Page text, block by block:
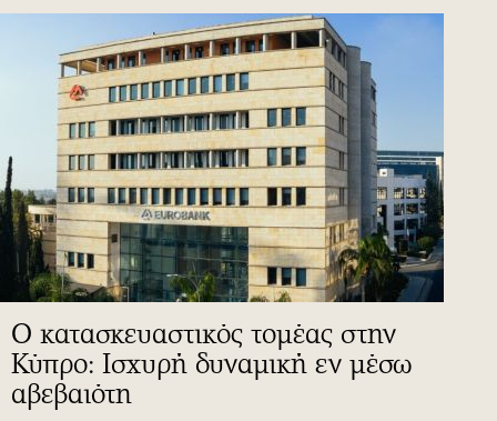
Ο κατασκευαστικός τομέας στην
Κύπρο: Ισχυρή δυναμική εν μέσω
αβεβαιότη